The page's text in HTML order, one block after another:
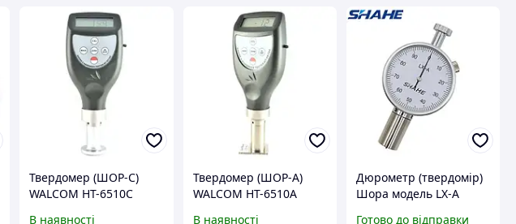
Твердомер (ШОР-С)
WALCOM HT-6510С
В наявності
Твердомер (ШОР-А)
WALCOM HT-6510A
В наявності
Дюрометр (твердомір)
Шора модель LX-A
Готово до відправки